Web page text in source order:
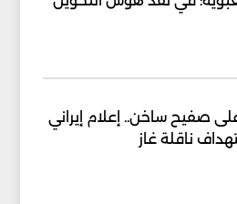
صفيح ساخن.. إعلام إيراني
ناقلة غاز